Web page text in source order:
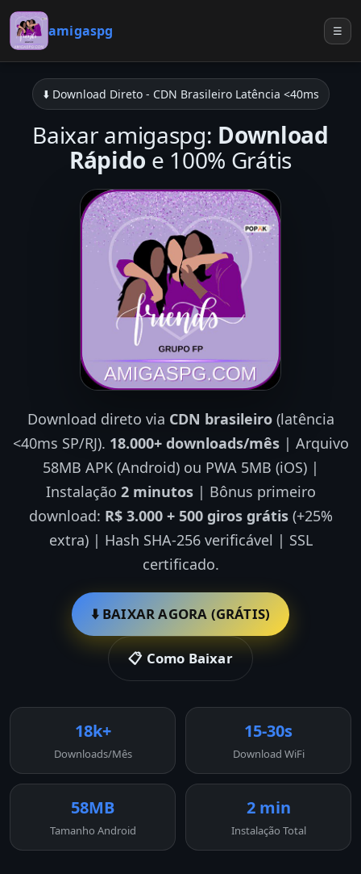
amigaspg ☰
⬇️ Download Direto - CDN Brasileiro Latência <40ms
Baixar amigaspg: Download
Rápidoe 100% Grátis
Download direto via CDN brasileiro(latência
<40ms SP/RJ). 18.000+ downloads/mês| Arquivo
58MB APK (Android) ou PWA 5MB (iOS) |
Instalação 2 minutos| Bônus primeiro
download: R$ 3.000 + 500 giros grátis(+25%
extra) | Hash SHA-256 verificável | SSL
certificado.
⬇️ BAIXAR AGORA (GRÁTIS)
📋 Como Baixar
18k+
Downloads/Mês
15-30s
Download WiFi
58MB
Tamanho Android
2 min
Instalação Total